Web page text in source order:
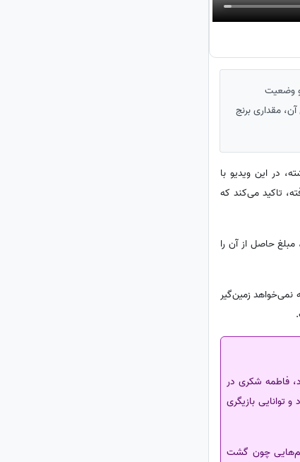
و وضعیت
مقداری برنج
در این ویدیو با
تاکید می‌کند که
حاصل از آن را
نمی‌خواهد زمین‌گیر
اصفهانی بود، فاطمه شکری در
توانایی بازیگری
چون گشت